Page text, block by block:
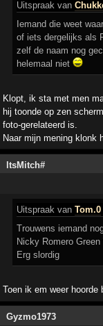
Uitspraak van
Iemand die weet
of iets dergelijks als
zelf de naam nog
helemaal niet
Klopt, ik sta met men
hij toonde op zen
foto-gerelateerd is.
Naar mijn mening klonk
ltsMitch#
Uitspraak vanTom.0
Trouwens iemand
Nicky Romero
Erg slordig
Toen ik em weer hoorde
Gyzmo1973